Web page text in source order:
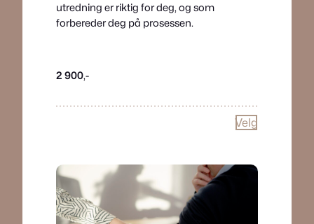
utredning er riktig for deg, og som
forbereder deg på prosessen.
2 900,-
Velg